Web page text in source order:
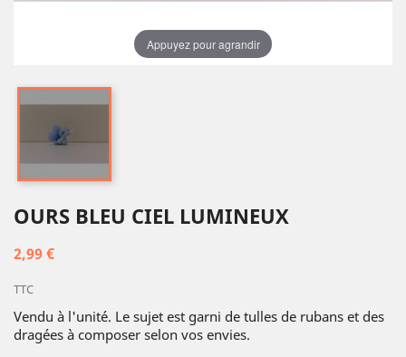
Appuyez pour agrandir
OURS BLEU CIEL LUMINEUX
2,99 €
TTC
Vendu à l'unité. Le sujet est garni de tulles de rubans et des
dragées à composer selon vos envies.